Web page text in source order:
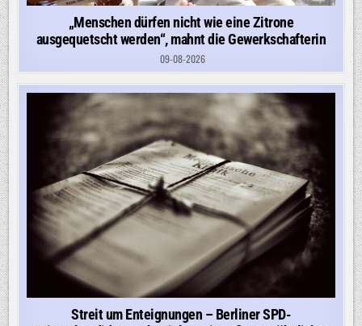
„Menschen dürfen nicht wie eine Zitrone
ausgequetscht werden“, mahnt die Gewerkschafterin
09-08-2026
Streit um Enteignungen – Berliner SPD-